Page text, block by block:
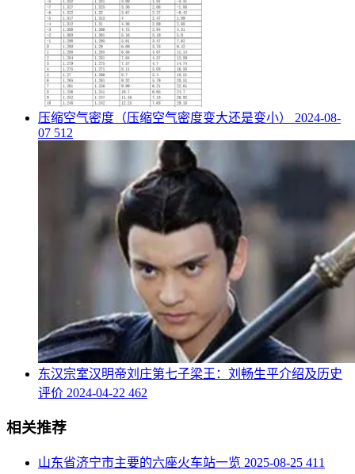
​压缩空气密度（压缩空气密度变大还是变小）
2024-08-
07 512
​东汉宗室汉明帝刘庄第七子梁王：刘畅生平介绍及历史
评价 2024-04-22 462
相关推荐
​山东省济宁市主要的六座火车站一览 2025-08-25 411